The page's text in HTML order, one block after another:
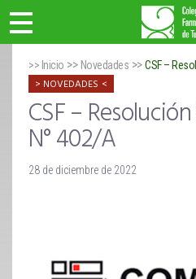
>> Inicio >> Novedades >>CSF –
NOVEDADES
CSF –
N° 402/A
28 de diciembre de 2022